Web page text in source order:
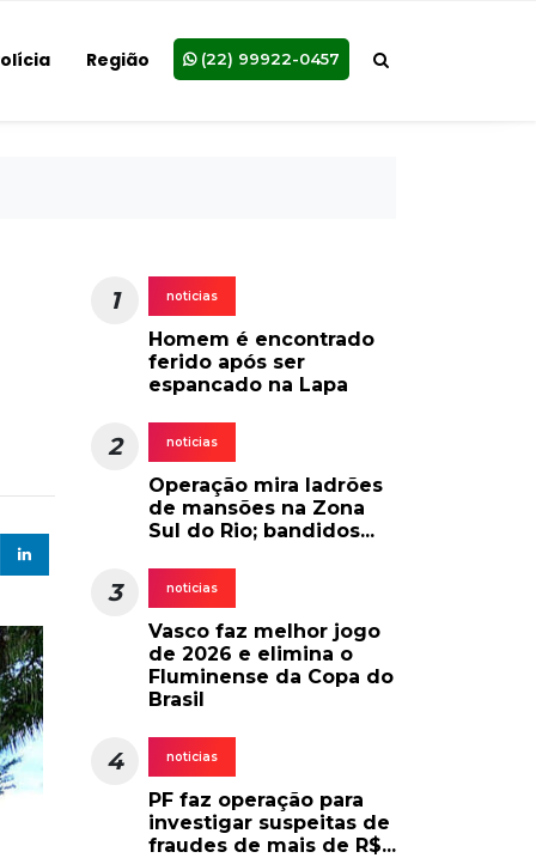
Região (22) 99922-0457
1 noticias
Homem é encontrado
ferido após ser
espancado na Lapa
2 noticias
Operação mira ladrões
de mansões na Zona
Sul do Rio; bandidos...
3 noticias
Vasco faz melhor jogo
de 2026 e elimina o
Fluminense da Copa do
Brasil
4 noticias
PF faz operação para
investigar suspeitas de
fraudes de mais de R$...